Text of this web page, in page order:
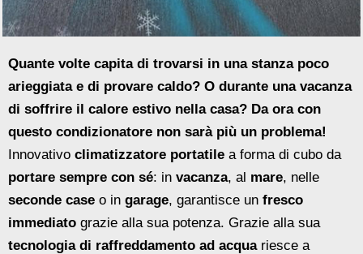
Quante volte capita di trovarsi in una stanza poco
arieggiata e di provare caldo? O durante una vacanza
di soffrire il calore estivo nella casa? Da ora con
questo condizionatore non sarà più un problema!
Innovativo climatizzatore portatile a forma di cubo da
portare sempre con sé: in vacanza, al mare, nelle
seconde case o in garage, garantisce un fresco
immediato grazie alla sua potenza. Grazie alla sua
tecnologia di raffreddamento ad acquariesce a